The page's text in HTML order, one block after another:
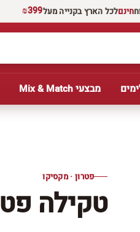
חינםלכל הארץ בקנייה מעל₪399
מבצעי Mix & Match
פטרון · מקסיקו
טקילה